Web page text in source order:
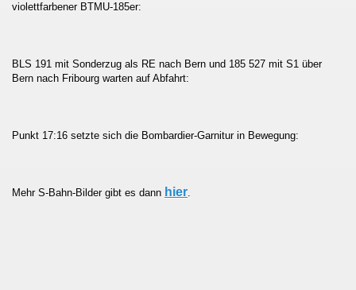
violettfarbener BTMU-185er:
BLS 191 mit Sonderzug als RE nach Bern und 185 527 mit S1 über
Bern nach Fribourg warten auf Abfahrt:
Punkt 17:16 setzte sich die Bombardier-Garnitur in Bewegung:
Mehr S-Bahn-Bilder gibt es dann hier.